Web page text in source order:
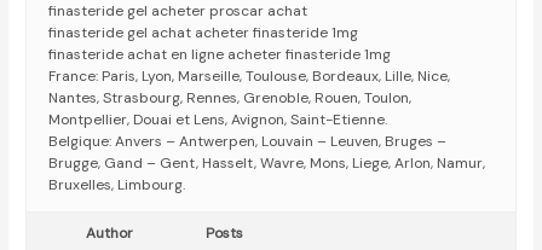
finasteride gel acheter proscar achat
finasteride gel achat acheter finasteride 1mg
finasteride achat en ligne acheter finasteride 1mg
France: Paris, Lyon, Marseille, Toulouse, Bordeaux, Lille, Nice,
Nantes, Strasbourg, Rennes, Grenoble, Rouen, Toulon,
Montpellier, Douai et Lens, Avignon, Saint-Etienne.
Belgique: Anvers – Antwerpen, Louvain – Leuven, Bruges –
Brugge, Gand – Gent, Hasselt, Wavre, Mons, Liege, Arlon, Namur,
Bruxelles, Limbourg.
Author Posts